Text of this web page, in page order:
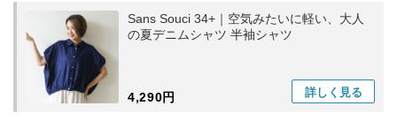
Sans Souci 34+｜空気みたいに軽い、大人
の夏デニムシャツ 半袖シャツ
4,290円 詳しく 見る